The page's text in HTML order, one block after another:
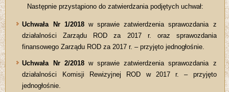
Następnie przystąpiono do zatwierdzania podjętych uchwał:
Uchwała Nr 1/2018w sprawie zatwierdzenia sprawozdania z
działalności Zarządu ROD za 2017 r. oraz sprawozdania
finansowego Zarządu ROD za 2017 r. – przyjęto jednogłośnie.
Uchwała Nr 2/2018w sprawie zatwierdzenia sprawozdania z
działalności Komisji Rewizyjnej ROD w 2017 r. – przyjęto
jednogłośnie.